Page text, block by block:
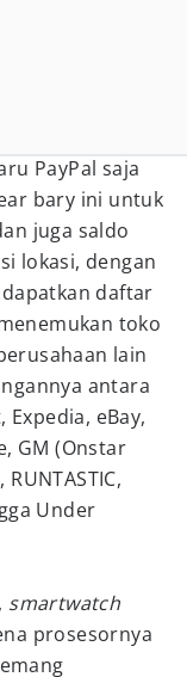
PayPal saja
bary ini untuk
juga saldo
lokasi, dengan
daftar
toko
lain
antara
Expedia, eBay,
GM (Onstar
Under
smartwatch
prosesornya